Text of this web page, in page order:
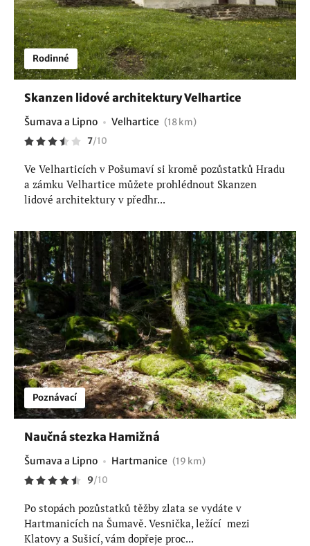
Rodinné
Skanzen lidové architektury Velhartice
Šumava a Lipno Velhartice (18 km)
7/10
Ve Velharticích v Pošumaví si kromě pozůstatků Hradu
a zámku Velhartice můžete prohlédnout Skanzen
lidové architektury v předhr...
Poznávací
Naučná stezka Hamižná
Šumava a Lipno Hartmanice (19 km)
9/10
Po stopách pozůstatků těžby zlata se vydáte v
Hartmanicích na Šumavě. Vesnička, ležící mezi
Klatovy a Sušicí, vám dopřeje proc...